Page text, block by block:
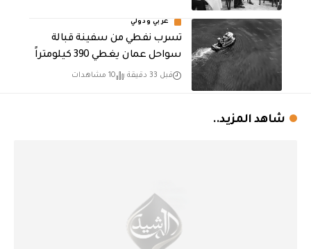
عربي ودولي
تسرب نفطي من سفينة قبالة
سواحل عمان يغطي 390 كيلومتراً
قبل 33 دقيقة 10 مشاهدات
شاهد المزيد..